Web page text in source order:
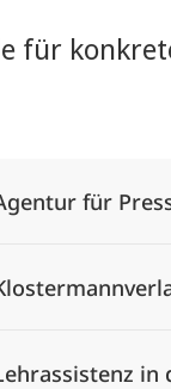
für
für
in